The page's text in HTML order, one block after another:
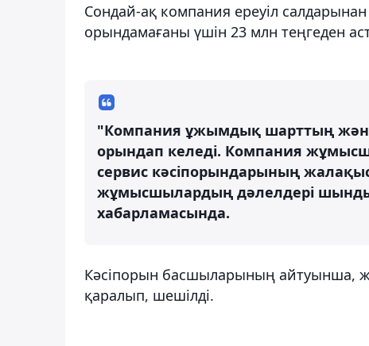
Сондай-ақ компания ереуіл
орындамағаны үшін 23 млн теңгеден
"Компания ұжымдық шарттың
орындап келеді. Компания
сервис кәсіпорындарының
жұмысшылардың дәлелдері
хабарламасында.
Кәсіпорын басшыларының айтуынша,
қаралып, шешілді.